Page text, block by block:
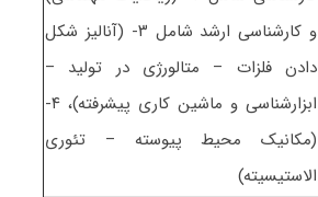
و کارشناسی ارشد شامل ۳- (آنالیز شکل
دادن فلزات – متالورژی در تولید –
ابزارشناسی و ماشین کاری پیشرفته)، ۴-
(مکانیک محیط پیوسته – تئوری
الاستیسیته)